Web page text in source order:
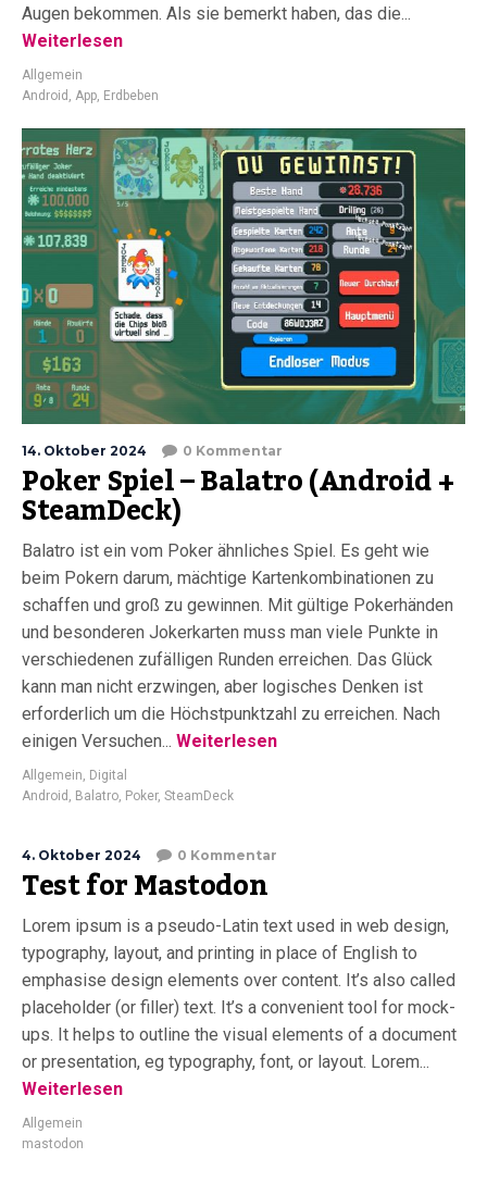
Augen bekommen. Als sie bemerkt haben, das die...
Weiterlesen
Allgemein
Android , App, Erdbeben
14. Oktober 2024 0 Kommentar
Poker Spiel – Balatro (Android +
SteamDeck)
Balatro ist ein vom Poker ähnliches Spiel. Es geht wie
beim Pokern darum, mächtige Kartenkombinationen zu
schaffen und groß zu gewinnen. Mit gültige Pokerhänden
und besonderen Jokerkarten muss man viele Punkte in
verschiedenen zufälligen Runden erreichen. Das Glück
kann man nicht erzwingen, aber logisches Denken ist
erforderlich um die Höchstpunktzahl zu erreichen. Nach
einigen Versuchen... Weiterlesen
Allgemein, Digital
Android , Balatro, Poker, SteamDeck
4. Oktober 2024 0 Kommentar
Test for Mastodon
Lorem ipsum is a pseudo-Latin text used in web design,
typography, layout, and printing in place of English to
emphasise design elements over content. It’s also called
placeholder (or filler) text. It’s a convenient tool for mock-
ups. It helps to outline the visual elements of a document
or presentation, eg typography, font, or layout. Lorem...
Weiterlesen
Allgemein
mastodon